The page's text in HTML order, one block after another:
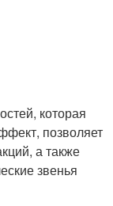
которая
позволяет
а также
звенья